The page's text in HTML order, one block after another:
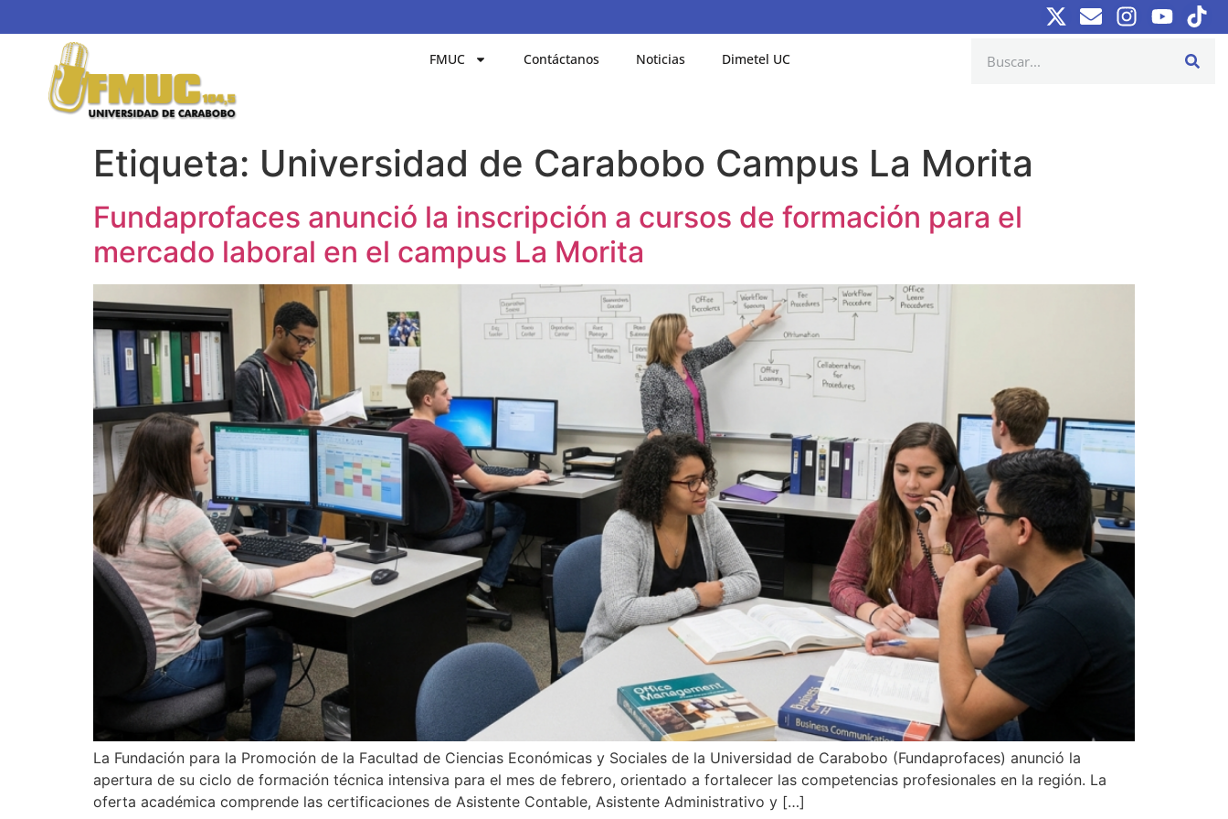
FMUC Contáctanos Noticias Dimetel UC
Etiqueta: Universidad de Carabobo Campus La Morita
Fundaprofaces anunció la inscripción a cursos de formación para el
mercado laboral en el campus La Morita
La Fundación para la Promoción de la Facultad de Ciencias Económicas y Sociales de la Universidad de Carabobo (Fundaprofaces) anunció la
apertura de su ciclo de formación técnica intensiva para el mes de febrero, orientado a fortalecer las competencias profesionales en la región. La
oferta académica comprende las certificaciones de Asistente Contable, Asistente Administrativo y […]